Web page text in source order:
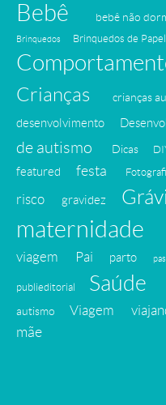
Bebê
bebê não
Brinquedos Brinquedos de
Crianças crianças
desenvolvimento
de autismo
Dicas
featured festa
risco
gravidez
maternidade
viagem
Pai parto
publieditorial Saúde
autismo
Viagem
mãe